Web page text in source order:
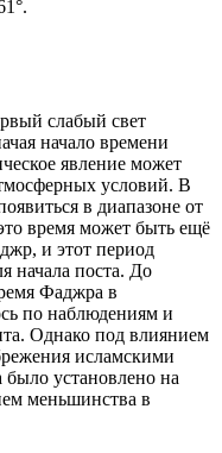
слабый свет
начало времени
явление может
условий. В
в диапазоне от
время может быть ещё
и этот период
начала поста. До
Фаджра в
по наблюдениям и
Однако под влиянием
исламскими
установлено на
меньшинства в